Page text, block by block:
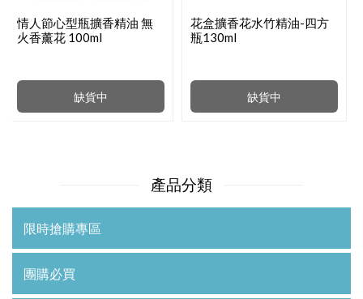
缺貨中
情人節心型瓶擴香精油 無
火香薰花 100ml
缺貨中
花盒擴香花水竹精油-四方
瓶130ml
產品分類
限時搶購專區
團購必買